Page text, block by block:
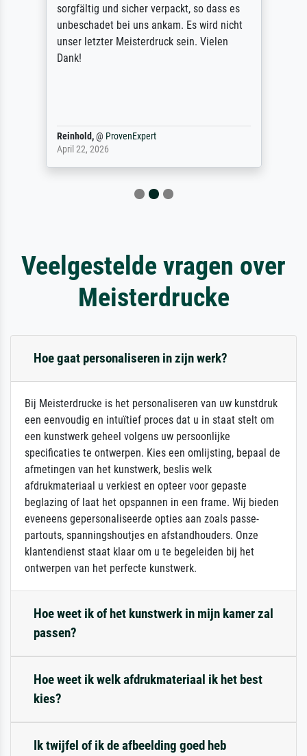
sorgfältig und sicher verpackt, so dass es
unbeschadet bei uns ankam. Es wird nicht
unser letzter Meisterdruck sein. Vielen
Dank!
Reinhold,@ ProvenExpert
April 22, 2026
Veelgestelde vragen over
Meisterdrucke
Hoe gaat personaliseren in zijn werk?
Bij Meisterdrucke is het personaliseren van uw kunstdruk
een eenvoudig en intuïtief proces dat u in staat stelt om
een kunstwerk geheel volgens uw persoonlijke
specificaties te ontwerpen. Kies een omlijsting, bepaal de
afmetingen van het kunstwerk, beslis welk
afdrukmateriaal u verkiest en opteer voor gepaste
beglazing of laat het opspannen in een frame. Wij bieden
eveneens gepersonaliseerde opties aan zoals passe-
partouts, spanningshoutjes en afstandhouders. Onze
klantendienst staat klaar om u te begeleiden bij het
ontwerpen van het perfecte kunstwerk.
Hoe weet ik of het kunstwerk in mijn kamer zal
passen?
Hoe weet ik welk afdrukmateriaal ik het best
kies?
Ik twijfel of ik de afbeelding goed heb